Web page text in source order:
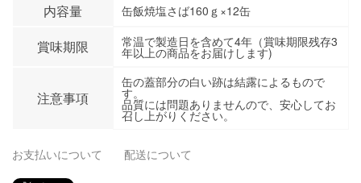
内容量 缶飯焼塩さば160ｇ×12缶
賞味期限 常温で製造日を含めて4年（賞味期限残存3
年以上の商品をお届けします)
注意事項
缶の蓋部分の白い跡は結露によるもので
す。
品質には問題ありませんので、安心してお
召し上がりください。
お支払いについて 配送について